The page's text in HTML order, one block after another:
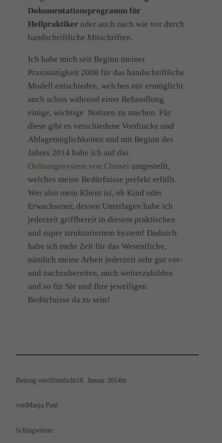
Dokumentationsprogramm für
Heilpraktiker oder auch nach wie vor durch
handschriftliche Mitschriften.
Ich habe mich seit Beginn meiner
Praxistätigkeit 2008 für das handschriftliche
Modell entschieden, welches mir ermöglicht
auch schon während einer Behandlung
einige, wichtige Notizen zu machen. Für
diese gibt es verschiedene Vordrucke und
Ablagemöglichkeiten und mit Beginn des
Jahres 2014 habe ich auf das
Ordnungssystem von Classei umgestellt,
welches meine Bedürfnisse perfekt erfüllt.
Wer also mein Klient ist, ob Kind oder
Erwachsener, dessen Unterlagen habe ich
jederzeit griffbereit in diesem praktischen
und super strukturiertem System! Dadurch
habe ich mehr Zeit für das Wesentliche,
nämlich meine Arbeit jederzeit sehr gut vor-
und nachzubereiten, mich weiterzubilden
und so für Sie und Ihre jeweiligen
Bedürfnisse da zu sein!
Beitrag veröffentlicht18. Januar 2014in
vonManja Paul
Schlagwörter: